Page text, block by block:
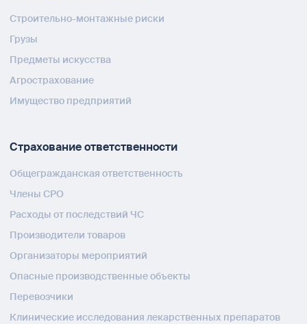
Строительно-монтажные риски
Грузы
Предметы искусства
Агрострахование
Имущество предприятий
Страхование ответственности
Общегражданская ответственность
Члены СРО
Расходы от последствий ЧС
Производители товаров
Организаторы мероприятий
Опасные производственные объекты
Перевозчики
Клинические исследования лекарственных препаратов